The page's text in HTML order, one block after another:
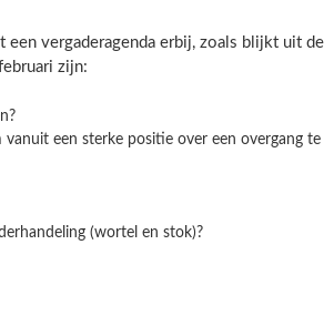
vergaderagenda erbij, zoals blijkt uit de
zijn:
een sterke positie over een overgang te
(wortel en stok)?